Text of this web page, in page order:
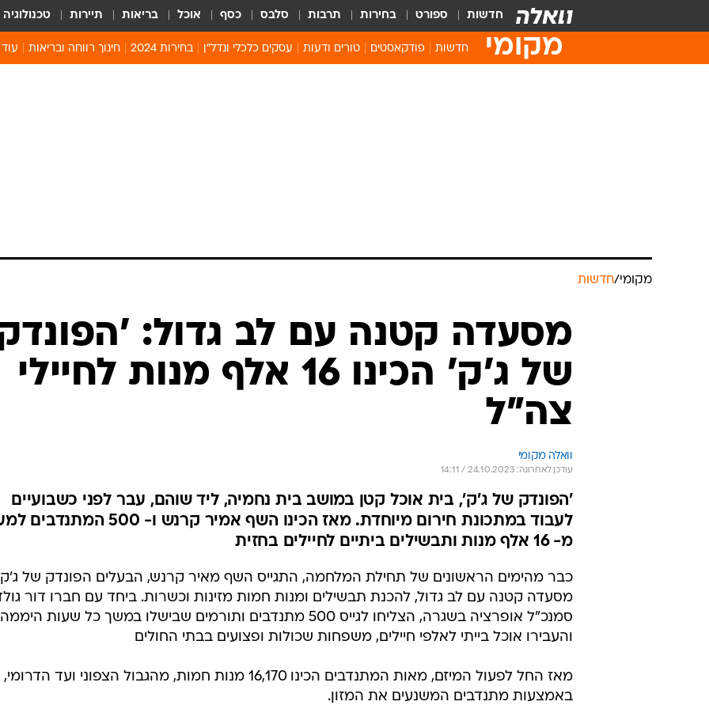
חדשות ספורט בחירות תרבות סלבס כסף אוכל בריאות תיירות טכנולוגיה
מקומי חדשות פודקאסטים טורים ודעות עסקים כלכלי ונדל"ן בחירות 2024 חינוך רווחה ובריאות
מקומי/חדשות
מסעדה קטנה עם לב גדול:
של ג'ק' הכינו 16 אלף מנות לחיילי
צה"ל
וואלה מקומי
עודכן לאחרונה: 24.10.2023 / 14:11
'הפונדק של ג'ק', בית אוכל קטן במושב בית נחמיה, ליד שוהם, עבר לפני כשבועיים
לעבוד במתכונת חירום מיוחדת. מאז הכינו השף אמיר קרנש ו- 500
מ- 16 אלף מנות ותבשילים ביתיים לחיילים בחזית
כבר מהימים הראשונים של תחילת המלחמה, התגייס השף מאיר קרנש, הבעלים הפונדק של
מסעדה קטנה עם לב גדול, להכנת תבשילים ומנות חמות מזינות וכשרות. ביחד עם חברו דור
סמנכ"ל אופרציה בשגרה, הצליחו לגייס 500 מתנדבים ותורמים שבישלו במשך כל שעות היממה
והעבירו אוכל בייתי לאלפי חיילים, משפחות שכולות ופצועים בבתי החולים
מאז החל לפעול המיזם, מאות המתנדבים הכינו 16,170 מנות חמות, מהגבול הצפוני ועד הדרומי,
באמצעות מתנדבים המשנעים את המזון.